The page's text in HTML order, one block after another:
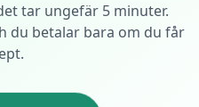
tar ungefär 5 minuter.
du betalar bara om du får